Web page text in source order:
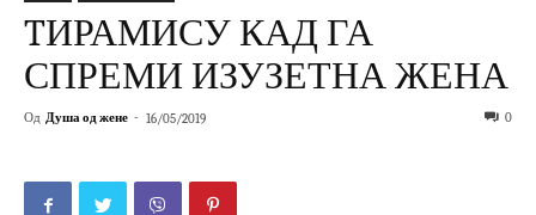
TИРАМИСУ КАД ГА
СПРЕМИ ИЗУЗЕТНА ЖЕНА
Од Душа од жене - 16/05/2019 0